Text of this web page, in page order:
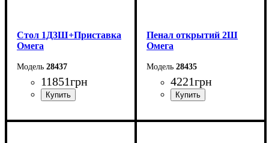
Стол 1Д3Ш+Приставка
Омега
28437
11851грн
Ширина: 150 см
Пенал открытий 2Ш
Омега
28435
4221грн
Ширина: 43,4 см